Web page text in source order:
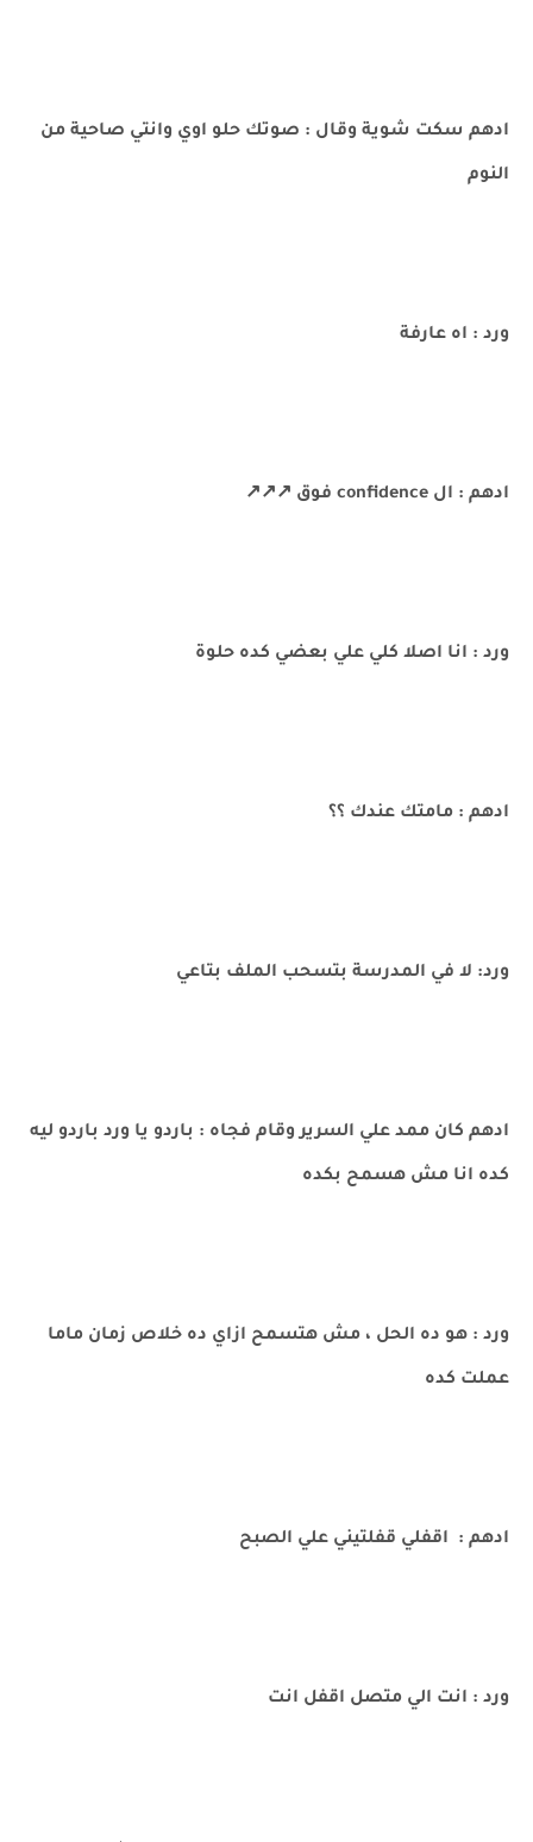
ادهم سكت شوية وقال : صوتك حلو اوي وانتي صاحية من
النوم
ورد : اه عارفة
ادهم : ال confidence فوق ↗️↗️↗️
ورد : انا اصلا كلي علي بعضي كده حلوة
ادهم : مامتك عندك ؟؟
ورد: لا في المدرسة بتسحب الملف بتاعي
ادهم كان ممد علي السرير وقام فجاه : باردو يا ورد باردو ليه
كده انا مش هسمح بكده
ورد : هو ده الحل ، مش هتسمح ازاي ده خلاص زمان ماما
عملت كده
ادهم : اقفلي قفلتيني علي الصبح
ورد : انت الي متصل اقفل انت